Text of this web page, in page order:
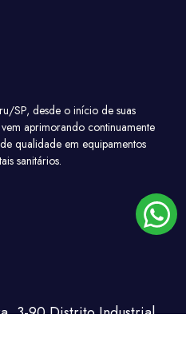
SP, desde o início de suas
aprimorando continuamente
qualidade em equipamentos
sanitários.
3-90 Distrito Industrial